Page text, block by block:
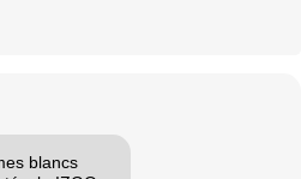
blancs